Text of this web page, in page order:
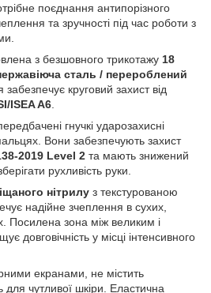
поєднання антипорізного
та зручності під час роботи з
з безшовного трикотажу 18
сталь / перероблений
забезпечує круговий захист від
ISEA A6
гнучкі ударозахисні
Вони забезпечують захист
2019 Level 2 та мають знижений
рухливість руки.
нітрилу з текстурованою
надійне зчеплення в сухих,
Посилена зона між великим і
довговічність у місці інтенсивного
екранами, не містить
для чутливої шкіри. Еластична